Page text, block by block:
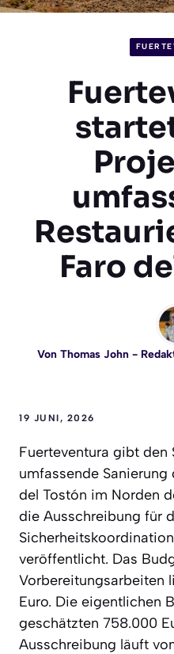
Faro
Von Thomas John-
19 JUNI, 2026
Fuerteventura gibt den
umfassende
del Tostón im Norden
die Ausschreibung für
veröffentlicht. Das
Vorbereitungsarbeiten
Euro. Die eigentlichen
geschätzten 758.000
Ausschreibung läuft